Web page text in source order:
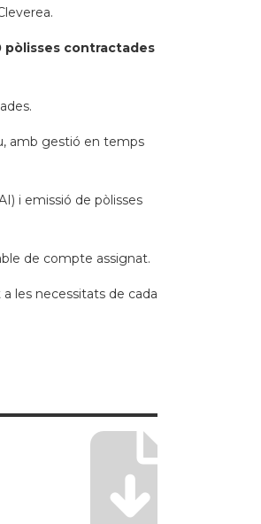
pòlisses contractades
amb gestió en temps
i emissió de pòlisses
de compte assignat.
les necessitats de cada